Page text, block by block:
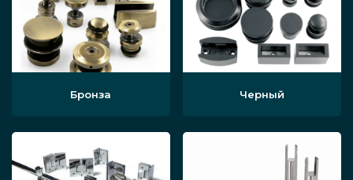
Бронза Черный